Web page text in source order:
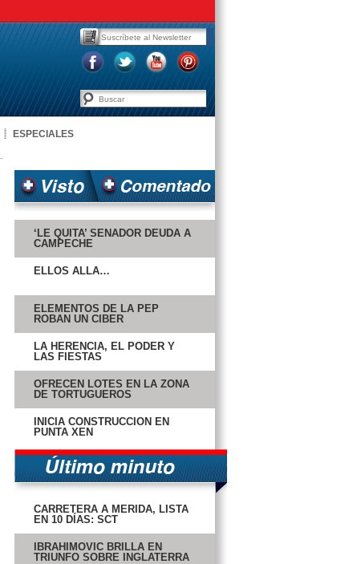
ESPECIALES
‘LE QUITA’ SENADOR DEUDA A
CAMPECHE
ELLOS ALLÁ…
ELEMENTOS DE LA PEP
ROBAN UN CIBER
LA HERENCIA, EL PODER Y
LAS FIESTAS
OFRECEN LOTES EN LA ZONA
DE TORTUGUEROS
INICIA CONSTRUCCIÓN EN
PUNTA XEN
CARRETERA A MÉRIDA, LISTA
EN 10 DÍAS: SCT
IBRAHIMOVIC BRILLA EN
TRIUNFO SOBRE INGLATERRA